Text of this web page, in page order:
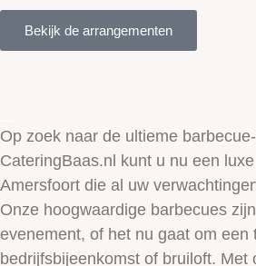
Bekijk de arrangementen
Op zoek naar de ultieme
CateringBaas.nl kunt u nu een
Amersfoort die al uw
Onze hoogwaardige barbecues
evenement, of het nu gaat om een
bedrijfsbijeenkomst of bruiloft. Met